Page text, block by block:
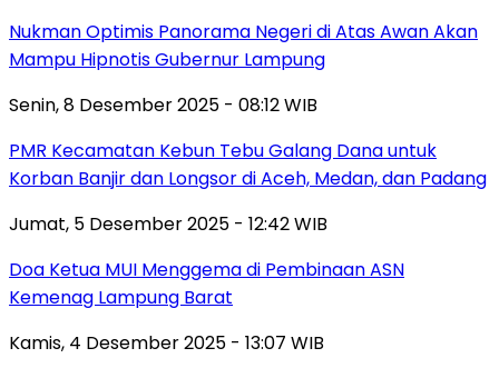
Nukman Optimis Panorama Negeri di Atas Awan Akan
Mampu Hipnotis Gubernur Lampung
Senin, 8 Desember 2025 - 08:12 WIB
PMR Kecamatan Kebun Tebu Galang Dana untuk
Korban Banjir dan Longsor di Aceh, Medan, dan Padang
Jumat, 5 Desember 2025 - 12:42 WIB
Doa Ketua MUI Menggema di Pembinaan ASN
Kemenag Lampung Barat
Kamis, 4 Desember 2025 - 13:07 WIB